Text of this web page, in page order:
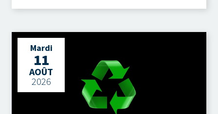
Mardi
11
AOÛT
2026